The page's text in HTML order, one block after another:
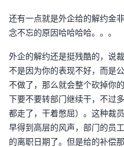
还有一点就是外企给的解约金
念不忘的原因哈哈哈哈。。。
外企的解约还是挺残酷的，说
不是因为你的表现不好，而是
不做了，那么就会整个砍掉你
下要不要转部门继续干，不过
都走了，干着憋屈）。这种裁
早得到高层的风声，部门的员
的离职日期了。但是给的补偿